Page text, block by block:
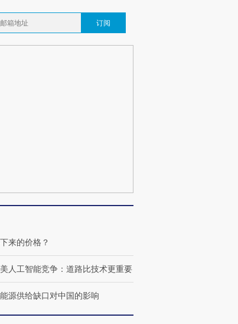
订阅
来的价格？
人工智能竞争：道路比技术更重要
源供给缺口对中国的影响